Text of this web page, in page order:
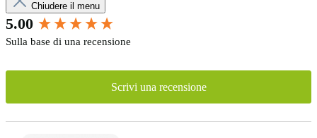
Chiudere il menu
5.00
Sulla base di una recensione
Scrivi una recensione
New content loaded